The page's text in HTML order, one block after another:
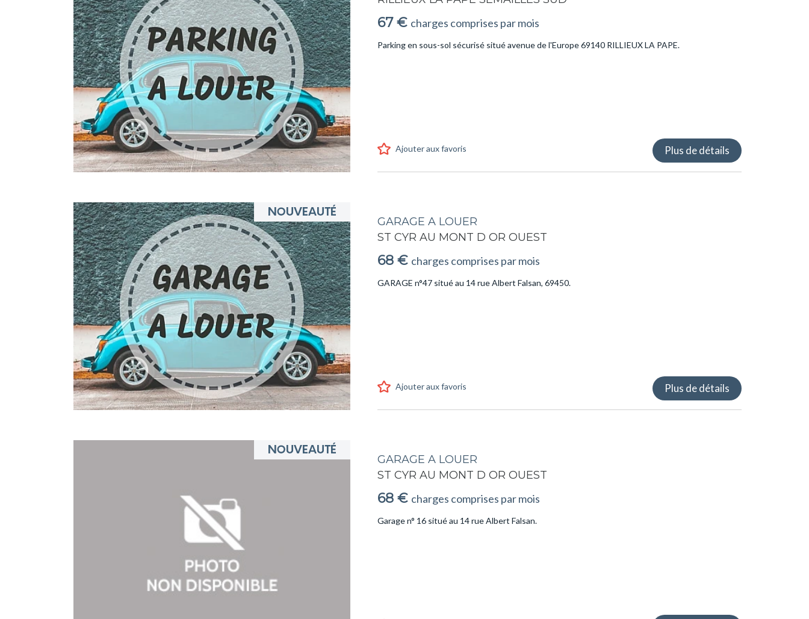
67 € charges comprises par mois
Parking en sous-sol sécurisé situé avenue de l'Europe 69140 RILLIEUX LA PAPE.
Ajouter aux favoris Plus de détails
GARAGE A LOUER
ST CYR AU MONT D OR OUEST
68 € charges comprises par mois
GARAGE n°47 situé au 14 rue Albert Falsan, 69450.
Ajouter aux favoris Plus de détails
GARAGE A LOUER
ST CYR AU MONT D OR OUEST
68 € charges comprises par mois
Garage n° 16 situé au 14 rue Albert Falsan.